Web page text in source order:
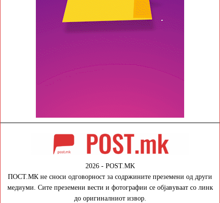
2026 - POST.MK
ПОСТ.МК не сноси одговорност за содржините преземени од други
медиуми. Сите преземени вести и фотографии се објавуваат со линк
до оригиналниот извор.